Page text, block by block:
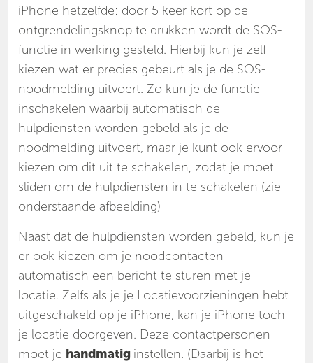
iPhone hetzelfde: door 5 keer kort op de
ontgrendelingsknop te drukken wordt de SOS-
functie in werking gesteld. Hierbij kun je zelf
kiezen wat er precies gebeurt als je de SOS-
noodmelding uitvoert. Zo kun je de functie
inschakelen waarbij automatisch de
hulpdiensten worden gebeld als je de
noodmelding uitvoert, maar je kunt ook ervoor
kiezen om dit uit te schakelen, zodat je moet
sliden om de hulpdiensten in te schakelen (zie
onderstaande afbeelding)
Naast dat de hulpdiensten worden gebeld, kun je
er ook kiezen om je noodcontacten
automatisch een bericht te sturen met je
locatie. Zelfs als je je Locatievoorzieningen hebt
uitgeschakeld op je iPhone, kan je iPhone toch
je locatie doorgeven. Deze contactpersonen
moet je handmatig instellen. (Daarbij is het